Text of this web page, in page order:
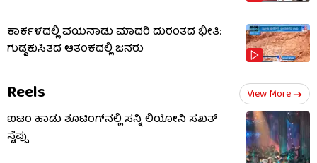
ಕಾರ್ಕಳದಲ್ಲಿ ವಯನಾಡು ಮಾದರಿ ದುರಂತದ ಭೀತಿ:
ಗುಡ್ಡಕುಸಿತದ ಆತಂಕದಲ್ಲಿ ಜನರು
Reels View More
ಐಟಂ ಹಾಡು ಶೂಟಿಂಗ್​​ನಲ್ಲಿ ಸನ್ನಿ ಲಿಯೋನಿ ಸಖತ್
ಸ್ಟೆಪ್ಪು